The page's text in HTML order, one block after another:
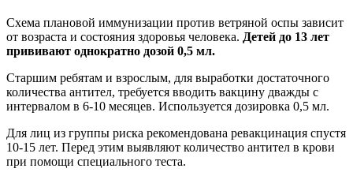
Схема плановой иммунизации против ветряной оспы зависит
от возраста и состояния здоровья человека. Детей до 13 лет
прививают однократно дозой 0,5 мл.
Старшим ребятам и взрослым, для выработки достаточного
количества антител, требуется вводить вакцину дважды с
интервалом в 6-10 месяцев. Используется дозировка 0,5 мл.
Для лиц из группы риска рекомендована ревакцинация спустя
10-15 лет. Перед этим выявляют количество антител в крови
при помощи специального теста.